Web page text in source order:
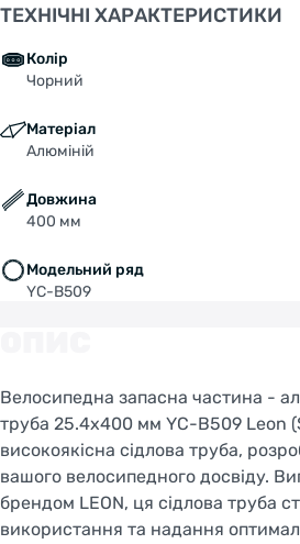
ТЕХНІЧНІ ХАРАКТЕРИСТИКИ
Колір
Чорний
Матеріал
Алюміній
Довжина
400 мм
Модельний ряд
YC-B509
Велосипедна запасна частина -
труба 25.4x400 мм YC-B509 Leon
високоякісна сідлова труба,
вашого велосипедного досвіду.
брендом LEON, ця сідлова труба
використання та надання